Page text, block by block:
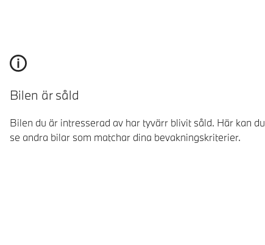
Bilen är såld
Bilen du är intresserad av har tyvärr blivit såld. Här kan du
se andra bilar som matchar dina bevakningskriterier.